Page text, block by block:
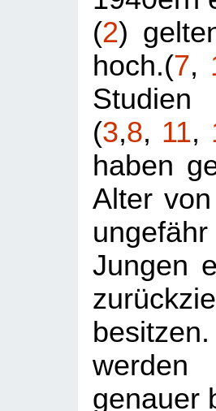
(2)
hoch.(7,
Studien
(3,8, 11,
haben
Alter
Jungen
werden
genauer